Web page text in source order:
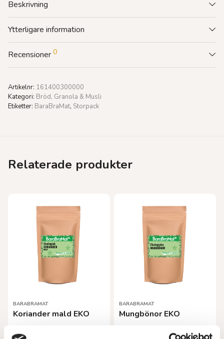
Beskrivning
Ytterligare information
Recensioner 0
Artikelnr: 161400300000
Kategori: Bröd, Granola & Musli
Etiketter: BaraBraMat, Storpack
Relaterade produkter
BARABRAMAT
Koriander mald EKO
BARABRAMAT
Mungbönor EKO